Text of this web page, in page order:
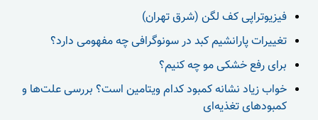
فیزیوتراپی کف لگن (شرق تهران)
تغییرات پارانشیم کبد در سونوگرافی چه مفهومی دارد؟
برای رفع خشکی مو چه کنیم؟
خواب زیاد نشانه کمبود کدام ویتامین است؟ بررسی علت‌ها و
کمبودهای تغذیه‌ای